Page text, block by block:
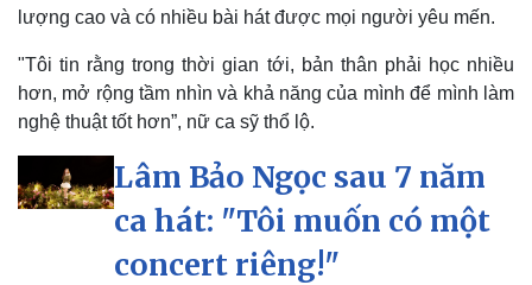
lượng cao và có nhiều bài hát được mọi người yêu mến.
"Tôi tin rằng trong thời gian tới, bản thân phải học nhiều
hơn, mở rộng tầm nhìn và khả năng của mình để mình làm
nghệ thuật tốt hơn”, nữ ca sỹ thổ lộ.
Lâm Bảo Ngọc sau 7 năm
ca hát: "Tôi muốn có một
concert riêng!"